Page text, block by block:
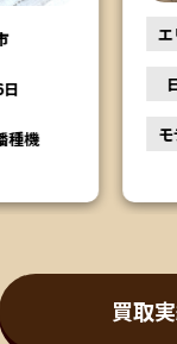
エリア
モデル
買取